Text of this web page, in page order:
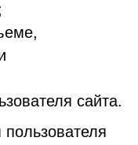
сайта.